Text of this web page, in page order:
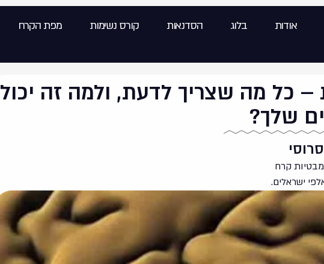
אודות בלוג הסדנאות קורס נשימות מפת הקרח
– כל מה שצריך לדעת, ולמה זה יכול
שלך?
קרח
ישראלים.